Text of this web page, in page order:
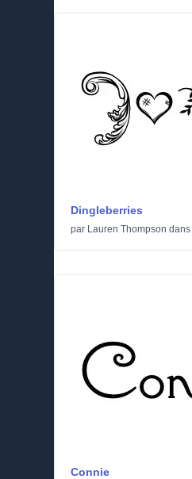
Dingleberries
par Lauren Thompson dans
Connie